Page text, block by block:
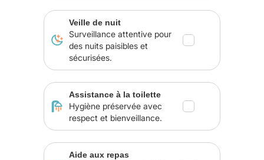
Veille de nuit
Surveillance attentive pour
des nuits paisibles et
sécurisées.
Assistance à la toilette
Hygiène préservée avec
respect et bienveillance.
Aide aux repas